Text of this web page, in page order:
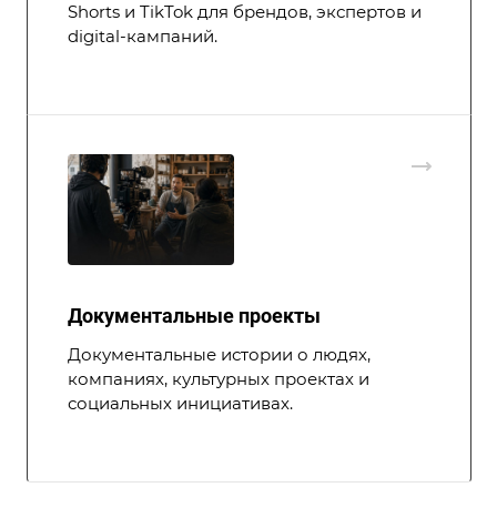
Shorts и TikTok для брендов, экспертов и
digital-кампаний.
Документальные проекты
Документальные истории о людях,
компаниях, культурных проектах и
социальных инициативах.